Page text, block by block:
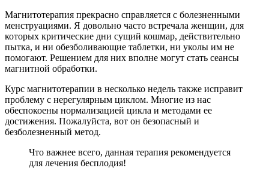
Магнитотерапия прекрасно справляется с болезненными
менструациями. Я довольно часто встречала женщин, для
которых критические дни сущий кошмар, действительно
пытка, и ни обезболивающие таблетки, ни уколы им не
помогают. Решением для них вполне могут стать сеансы
магнитной обработки.
Курс магнитотерапии в несколько недель также исправит
проблему с нерегулярным циклом. Многие из нас
обеспокоены нормализацией цикла и методами ее
достижения. Пожалуйста, вот он безопасный и
безболезненный метод.
Что важнее всего, данная терапия рекомендуется
для лечения бесплодия!